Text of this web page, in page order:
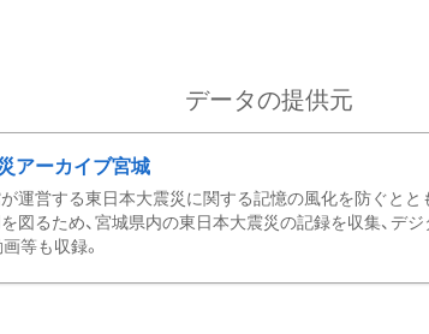
データの提供元
アーカイブ宮城
運営する東日本大震災に関する記憶の風化を防ぐとと
図るため、宮城県内の東日本大震災の記録を収集、デ
等も収録。